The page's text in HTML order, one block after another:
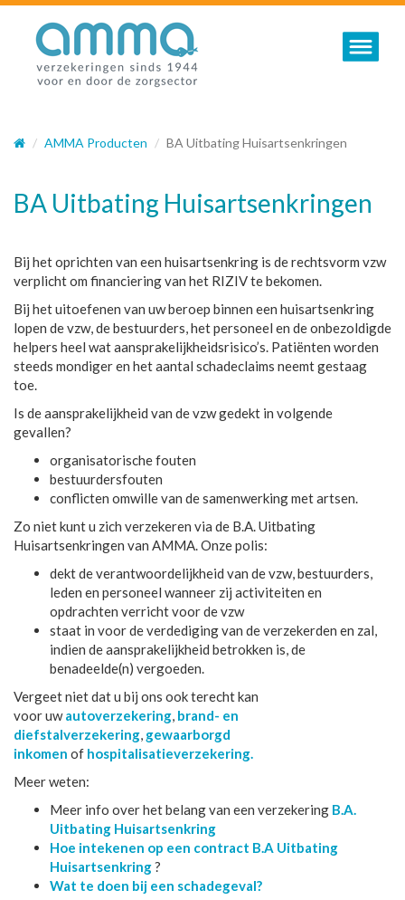
Toggle
AMMA Producten BA Uitbating Huisartsenkringen
BA Uitbating Huisartsenkringen
Bij het oprichten van een huisartsenkring is de rechtsvorm vzw
verplicht om financiering van het RIZIV te bekomen.
Bij het uitoefenen van uw beroep binnen een huisartsenkring
lopen de vzw, de bestuurders, het personeel en de onbezoldigde
helpers heel wat aansprakelijkheidsrisico’s. Patiënten worden
steeds mondiger en het aantal schadeclaims neemt gestaag
toe.
Is de aansprakelijkheid van de vzw gedekt in volgende
gevallen?
organisatorische fouten
bestuurdersfouten
conflicten omwille van de samenwerking met artsen.
Zo niet kunt u zich verzekeren via de B.A. Uitbating
Huisartsenkringen van AMMA. Onze polis:
dekt de verantwoordelijkheid van de vzw, bestuurders,
leden en personeel wanneer zij activiteiten en
opdrachten verricht voor de vzw
staat in voor de verdediging van de verzekerden en zal,
indien de aansprakelijkheid betrokken is, de
benadeelde(n) vergoeden.
Vergeet niet dat u bij ons ook terecht kan
voor uwautoverzekering, brand- en
diefstalverzekering, gewaarborgd
inkomen of hospitalisatieverzekering.
Meer weten:
Meer info over het belang van een verzekering B.A.
Uitbating Huisartsenkring
Hoe intekenen op een contract B.A Uitbating
Huisartsenkring?
Wat te doen bij een schadegeval?